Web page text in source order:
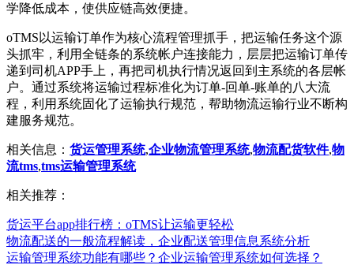
学降低成本，使供应链高效便捷。
oTMS以运输订单作为核心流程管理抓手，把运输任务这个源
头抓牢，利用全链条的系统帐户连接能力，层层把运输订单传
递到司机APP手上，再把司机执行情况返回到主系统的各层帐
户。通过系统将运输过程标准化为订单-回单-账单的八大流
程，利用系统固化了运输执行规范，帮助物流运输行业不断构
建服务规范。
相关信息： 货运管理系统,企业物流管理系统,物流配货软件,物
流tms,tms运输管理系统
相关推荐：
货运平台app排行榜：oTMS让运输更轻松
物流配送的一般流程解读，企业配送管理信息系统分析
运输管理系统功能有哪些？企业运输管理系统如何选择？